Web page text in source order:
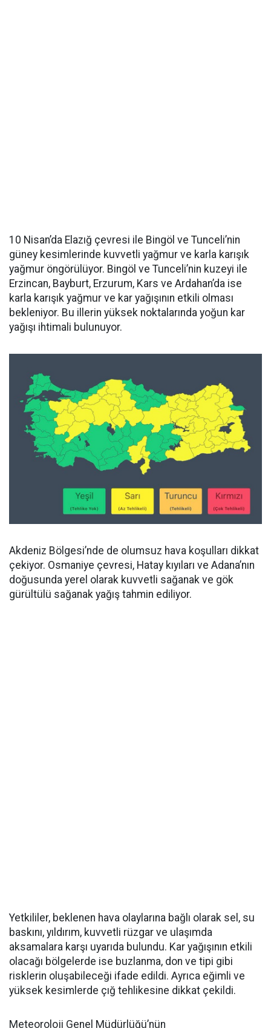
10 Nisan’da Elazığ çevresi ile Bingöl ve Tunceli’nin
güney kesimlerinde kuvvetli yağmur ve karla karışık
yağmur öngörülüyor. Bingöl ve Tunceli’nin kuzeyi ile
Erzincan, Bayburt, Erzurum, Kars ve Ardahan’da ise
karla karışık yağmur ve kar yağışının etkili olması
bekleniyor. Bu illerin yüksek noktalarında yoğun kar
yağışı ihtimali bulunuyor.
Akdeniz Bölgesi’nde de olumsuz hava koşulları dikkat
çekiyor. Osmaniye çevresi, Hatay kıyıları ve Adana’nın
doğusunda yerel olarak kuvvetli sağanak ve gök
gürültülü sağanak yağış tahmin ediliyor.
Yetkililer, beklenen hava olaylarına bağlı olarak sel, su
baskını, yıldırım, kuvvetli rüzgar ve ulaşımda
aksamalara karşı uyarıda bulundu. Kar yağışının etkili
olacağı bölgelerde ise buzlanma, don ve tipi gibi
risklerin oluşabileceği ifade edildi. Ayrıca eğimli ve
yüksek kesimlerde çığ tehlikesine dikkat çekildi.
Meteoroloji Genel Müdürlüğü’nün